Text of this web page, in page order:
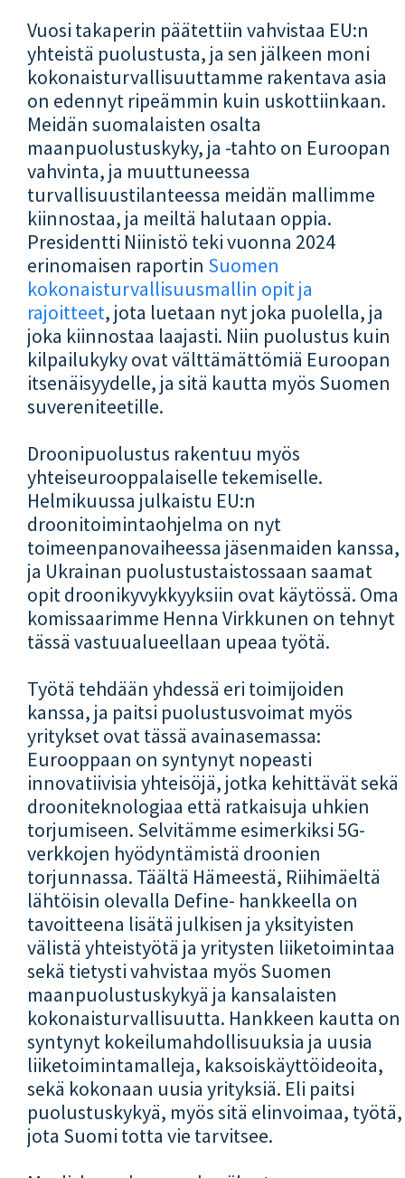
Vuosi takaperin päätettiin vahvistaa EU:n
yhteistä puolustusta, ja sen jälkeen moni
kokonaisturvallisuuttamme rakentava asia
on edennyt ripeämmin kuin uskottiinkaan.
Meidän suomalaisten osalta
maanpuolustuskyky, ja -tahto on Euroopan
vahvinta, ja muuttuneessa
turvallisuustilanteessa meidän mallimme
kiinnostaa, ja meiltä halutaan oppia.
Presidentti Niinistö teki vuonna 2024
erinomaisen raportin Suomen
kokonaisturvallisuusmallin opit ja
rajoitteet, jota luetaan nyt joka puolella, ja
joka kiinnostaa laajasti. Niin puolustus kuin
kilpailukyky ovat välttämättömiä Euroopan
itsenäisyydelle, ja sitä kautta myös Suomen
suvereniteetille.
Droonipuolustus rakentuu myös
yhteiseurooppalaiselle tekemiselle.
Helmikuussa julkaistu EU:n
droonitoimintaohjelma on nyt
toimeenpanovaiheessa jäsenmaiden kanssa,
ja Ukrainan puolustustaistossaan saamat
opit droonikyvykkyyksiin ovat käytössä. Oma
komissaarimme Henna Virkkunen on tehnyt
tässä vastuualueellaan upeaa työtä.
Työtä tehdään yhdessä eri toimijoiden
kanssa, ja paitsi puolustusvoimat myös
yritykset ovat tässä avainasemassa:
Eurooppaan on syntynyt nopeasti
innovatiivisia yhteisöjä, jotka kehittävät sekä
drooniteknologiaa että ratkaisuja uhkien
torjumiseen. Selvitämme esimerkiksi 5G-
verkkojen hyödyntämistä droonien
torjunnassa. Täältä Hämeestä, Riihimäeltä
lähtöisin olevalla Define- hankkeella on
tavoitteena lisätä julkisen ja yksityisten
välistä yhteistyötä ja yritysten liiketoimintaa
sekä tietysti vahvistaa myös Suomen
maanpuolustuskykyä ja kansalaisten
kokonaisturvallisuutta. Hankkeen kautta on
syntynyt kokeilumahdollisuuksia ja uusia
liiketoimintamalleja, kaksoiskäyttöideoita,
sekä kokonaan uusia yrityksiä. Eli paitsi
puolustuskykyä, myös sitä elinvoimaa, työtä,
jota Suomi totta vie tarvitsee.